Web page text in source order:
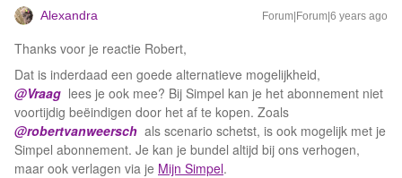
Alexandra Forum|Forum|6 years ago
Thanks voor je reactie Robert,
Dat is inderdaad een goede alternatieve mogelijkheid,
@Vraag lees je ook mee? Bij Simpel kan je het abonnement niet
voortijdig beëindigen door het af te kopen. Zoals
@robertvanweersch als scenario schetst, is ook mogelijk met je
Simpel abonnement. Je kan je bundel altijd bij ons verhogen,
maar ook verlagen via je Mijn Simpel.